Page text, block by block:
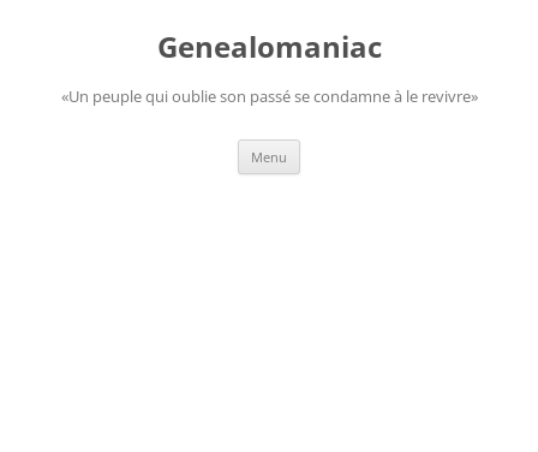
Genealomaniac
«Un peuple qui oublie son passé se condamne à le revivre»
Menu